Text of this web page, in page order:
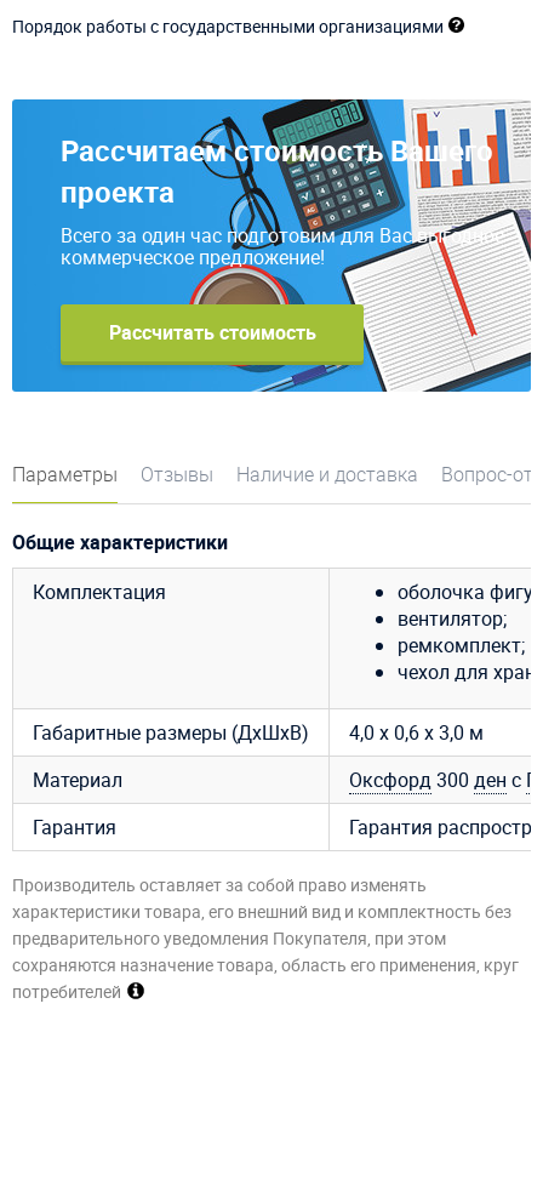
Порядок работы с государственными организациями
Рассчитаем стоимость Вашего
проекта
Всего за один час подготовим для Вас выгодное
коммерческое предложение!
Рассчитать стоимость
Параметры Отзывы Наличие и доставка Вопрос-
Общие характеристики
Комплектация
оболочка
вентилятор;
ремкомплект;
чехол для
Габаритные размеры (ДхШхВ)
4,0 х 0,6 х 3,0 м
Материал
Оксфорд300 ден с
Гарантия
Гарантия
Производитель оставляет за собой право изменять
характеристики товара, его внешний вид и комплектность без
предварительного уведомления Покупателя, при этом
сохраняются назначение товара, область его применения, круг
потребителей